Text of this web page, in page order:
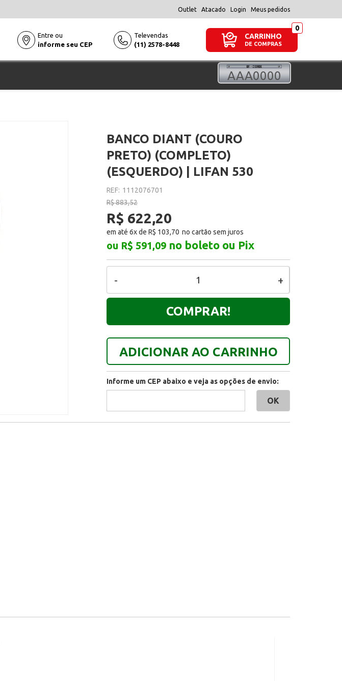
Outlet Atacado Login Meus pedidos
Entre ou
informe seu CEP
Televendas
(11) 2578-8448
CARRINHO
DE COMPRAS
BANCO DIANT (COURO
PRETO) (COMPLETO)
(ESQUERDO) | LIFAN 530
REF: 1112076701
R$ 883,52
R$ 622,20
em até 6x de R$ 103,70
ou R$ 591,09 no boleto ou Pix
+
-
ADICIONAR AO CARRINHO
COMPRAR!
Informe um CEP abaixo e veja as opções de envio: